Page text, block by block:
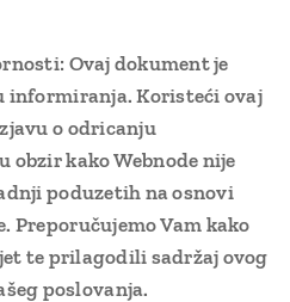
Ovaj dokument je
informiranja. Koristeći ovaj
o odricanju
obzir kako Webnode nije
poduzetih na osnovi
Preporučujemo Vam kako
te prilagodili sadržaj ovog
poslovanja.